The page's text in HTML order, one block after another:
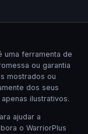
uma ferramenta de
ou garantia
mostrados ou
dos seus
ilustrativos.
ajudar a
o WarriorPlus